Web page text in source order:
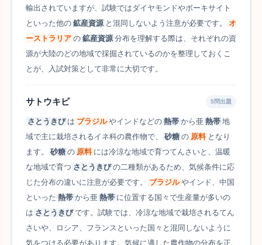
輸出されていますが、試験ではダイヤモンドやボーキサイト
といった他の 鉱産資源 と混同しないよう注意が必要です。
オ
ーストラリア の 鉱産資源 分布を理解する際は、それぞれの資
源が大陸のどの地域で採掘されているのかを整理しておくこ
とが、入試対策として非常に大切です。
サトウキビ 5問出題
さとうきび は ブラジル やインドなどの 熱帯 から亜 熱帯 地
域で主に栽培されるイネ科の農作物で、
砂糖 の 原料 となり
ます。
砂糖 の 原料 には冷涼な地域で育つてんさいと、温暖
な地域で育つ さとうきび の二種類があるため、気候条件に応
じた分布の違いに注意が必要です。
ブラジル やインド、中国
といった 熱帯 から亜 熱帯 に位置する国々で生産量が多いの
は さとうきび です。試験では、冷涼な地域で栽培されるてん
さいや、ロシア、フランスといった国々と混同しないように
気をつける必要があります。気候に適した農作物の分布を正